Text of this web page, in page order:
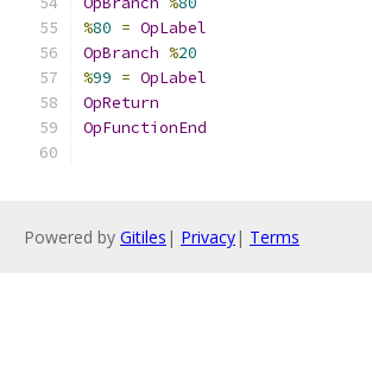
%80 = OpLabel
OpBranch %20
%99 = OpLabel
OpReturn
OpFunctionEnd
Powered by Gitiles | Privacy| Terms